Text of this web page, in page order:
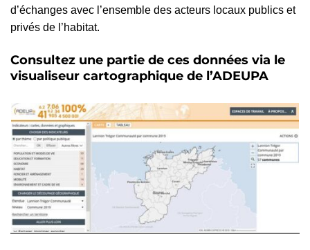
d’échanges avec l’ensemble des acteurs locaux publics et
privés de l’habitat.
Consultez une partie de ces données via le
visualiseur cartographique de l’ADEUPA